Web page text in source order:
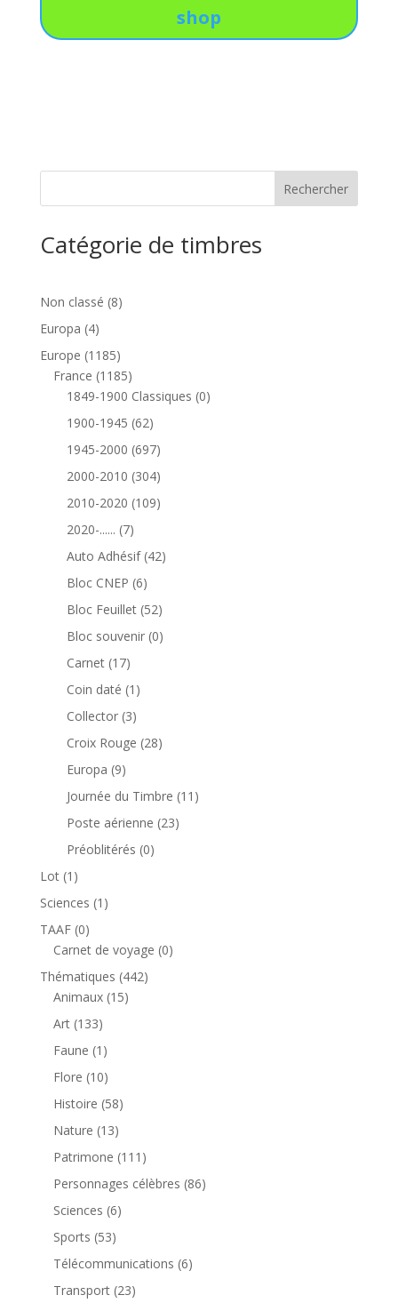
shop
Catégorie de timbres
Non classé 88
Europa 44
produits
Europe 11851185
produits
France 11851185
produits
1849-1900 Classiques 00
1900-1945 6262
produits
1945-2000 697697
produits
2000-2010 304304
produits
2010-2020 109109
2020-...... 77
produits
Auto Adhésif 4242
Bloc CNEP 66
produits
Bloc Feuillet 5252
produits
Bloc souvenir 00
Carnet 1717
produits
Coin daté 1 1
produit
Collector 33
produits
Croix Rouge 2828
Europa 99
produits
Journée du Timbre 11 11
Poste aérienne 2323
Préoblitérés 00
Lot 1 1
produit
Sciences 1 1
TAAF 00
produit
Carnet de voyage 00
Thématiques 442442
Animaux 1515
Art 133133
produits
Faune 1 1
produit
Flore 1010
produits
Histoire 5858
Nature 1313
produits
Patrimone 111 111
produits
Personnages célèbres 8686
Sciences 66
Sports 5353
produits
Télécommunications 66
Transport 2323